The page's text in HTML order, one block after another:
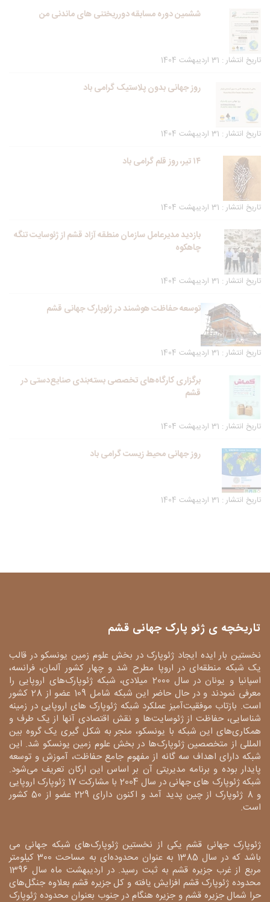
ششمین دوره مسابقه دورریختنی های ماندنی من
تاریخ انتشار : 31 اردیبهشت 1404
روز جهانی بدون پلاستیک گرامی باد
تاریخ انتشار : 31 اردیبهشت 1404
۱۴ تیر، روز قلم گرامی باد
تاریخ انتشار : 31 اردیبهشت 1404
بازدید مدیرعامل سازمان منطقه آزاد قشم از ژئوسایت تنگه
چاهکوه
تاریخ انتشار : 31 اردیبهشت 1404
توسعه حفاظت هوشمند در ژئوپارک جهانی قشم
تاریخ انتشار : 31 اردیبهشت 1404
برگزاری کارگاه‌های تخصصی بسته‌بندی صنایع‌دستی در
قشم
تاریخ انتشار : 31 اردیبهشت 1404
روز جهانی محیط زیست گرامی باد
تاریخ انتشار : 31 اردیبهشت 1404
تاریخچه ی ژئو پارک جهانی قشم
نخستین بار ایده ایجاد ژئوپارک در بخش علوم زمین یونسکو در قالب
یک شبکه منطقه‌ای در اروپا مطرح شد و چهار کشور آلمان، فرانسه،
اسپانیا و یونان در سال 2000 میلادی، شبکه ژئوپارک‌های اروپایی را
معرفی نمودند و در حال حاضر این شبکه شامل 109 عضو از 28 کشور
است. بازتاب موفقیت‌آمیز عملکرد شبکه ژئوپارک های اروپایی در زمینه
شناسایی، حفاظت از ژئوسایت‌ها و نقش اقتصادی آنها از یک طرف و
همکاری‌های این شبکه با یونسکو، منجر به شکل گیری یک گروه بین
المللی از متخصصین ژئوپارک‌ها در بخش علوم زمین یونسکو شد. این
شبکه دارای اهداف سه گانه از مفهوم جامع حفاظت، آموزش و توسعه
پایدار بوده و برنامه مدیریتی آن بر اساس این ارکان تعریف می‌شود.
شبکه ژئوپارک های جهانی در سال 2004 با مشارکت 17 ژئوپارک اروپایی
و 8 ژئوپارک از چین پدید آمد و اکنون دارای 229 عضو از 50 کشور
است.
ژئوپارک جهانی قشم یکی از نخستین ژئوپارک‌های شبکه جهانی می
باشد که در سال 1385 به عنوان محدوده‌ای به مساحت 300 کیلومتر
مربع از غرب جزیره قشم به ثبت رسید. در اردیبهشت ماه سال 1396
محدوده ژئوپارک قشم افزایش یافته و کل جزیره قشم بعلاوه جنگل‌های
حرا شمال جزیره قشم و جزیره هنگام در جنوب بعنوان محدوده ژئوپارک